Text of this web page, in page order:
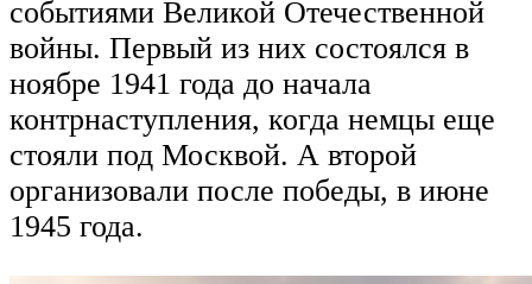
событиями Великой Отечественной
войны. Первый из них состоялся в
ноябре 1941 года до начала
контрнаступления, когда немцы еще
стояли под Москвой. А второй
организовали после победы, в июне
1945 года.